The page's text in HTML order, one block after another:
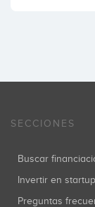
SECCIONES
Buscar
Invertir en
Preguntas